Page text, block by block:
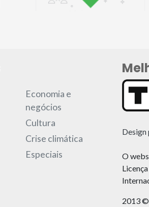
Economia e
negócios
Cultura
Crise climática
Especiais
Design
O
2013 ©